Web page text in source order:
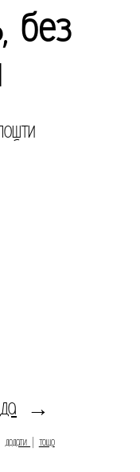
без
→
додати тощо